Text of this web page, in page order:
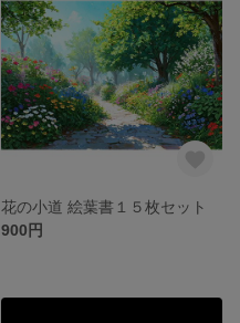
花の小道 絵葉書１５枚セット
900円